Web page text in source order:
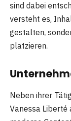
sind dabei
versteht es,
gestalten,
platzieren.
Neben ihrer
Vanessa Liberté